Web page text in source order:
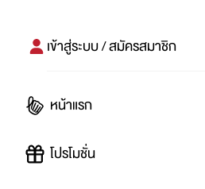
เข้าสู่ระบบ / สมัครสมาชิก
หน้าแรก
โปรโมชั่น
👀 พา
ของเย